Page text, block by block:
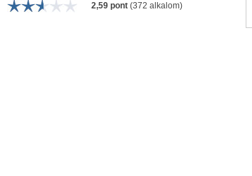
2,59 pont (372 alkalom)